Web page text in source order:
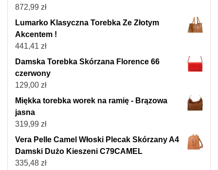
872,99 zł
Lumarko Klasyczna Torebka Ze Złotym
Akcentem !
441,41 zł
Damska Torebka Skórzana Florence 66
czerwony
129,00 zł
Miękka torebka worek na ramię - Brązowa
jasna
319,99 zł
Vera Pelle Camel Włoski Plecak Skórzany A4
Damski Dużo Kieszeni C79CAMEL
335,48 zł